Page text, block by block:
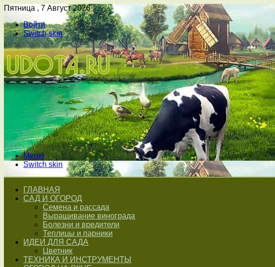
Пятница , 7 Август 2026
Войти
Switch skin
Меню
Switch skin
ГЛАВНАЯ
САД И ОГОРОД
Семена и рассада
Выращивание винограда
Болезни и вредители
Теплицы и парники
ИДЕИ ДЛЯ САДА
Цветник
ТЕХНИКА И ИНСТРУМЕНТЫ